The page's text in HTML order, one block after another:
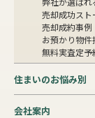
売却成功ス
売却成約事例
お預かり物件
無料実査定予
住まいのお悩み別
会社案内